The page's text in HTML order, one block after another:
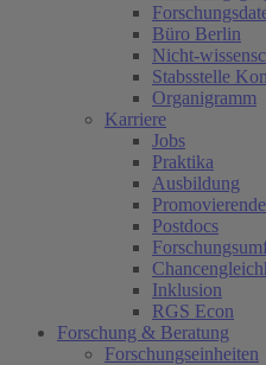
Büro Berlin
Nicht-
Stabsstelle
Organigramm
Karriere
Jobs
Praktika
Ausbildung
Promovierende
Postdocs
Inklusion
RGS Econ
Forschung & Beratung
Forschungseinheiten